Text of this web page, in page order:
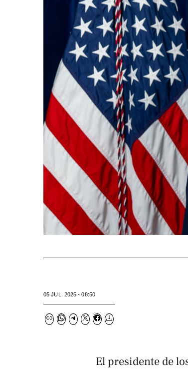
05 JUL. 2025 - 08:50
El presidente de